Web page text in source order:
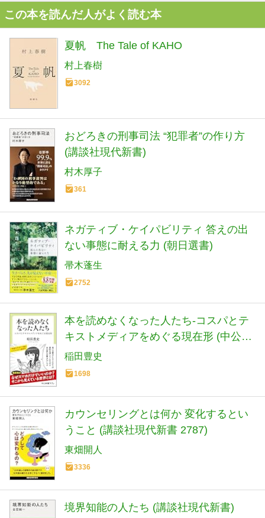
この本を読んだ人がよく読む本
夏帆 The Tale of KAHO
村上春樹
3092
おどろきの刑事司法 “犯罪者”の作り方
(講談社現代新書)
村木厚子
361
ネガティブ・ケイパビリティ 答えの出
ない事態に耐える力 (朝日選書)
帚木蓬生
2752
本を読めなくなった人たち-コスパとテ
キストメディアをめぐる現在形 (中公新
書ラクレ 861)
稲田豊史
1698
カウンセリングとは何か 変化するとい
うこと (講談社現代新書 2787)
東畑開人
3336
境界知能の人たち (講談社現代新書)